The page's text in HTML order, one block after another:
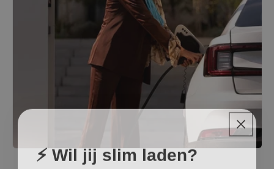
⚡ Wil jij slim laden?